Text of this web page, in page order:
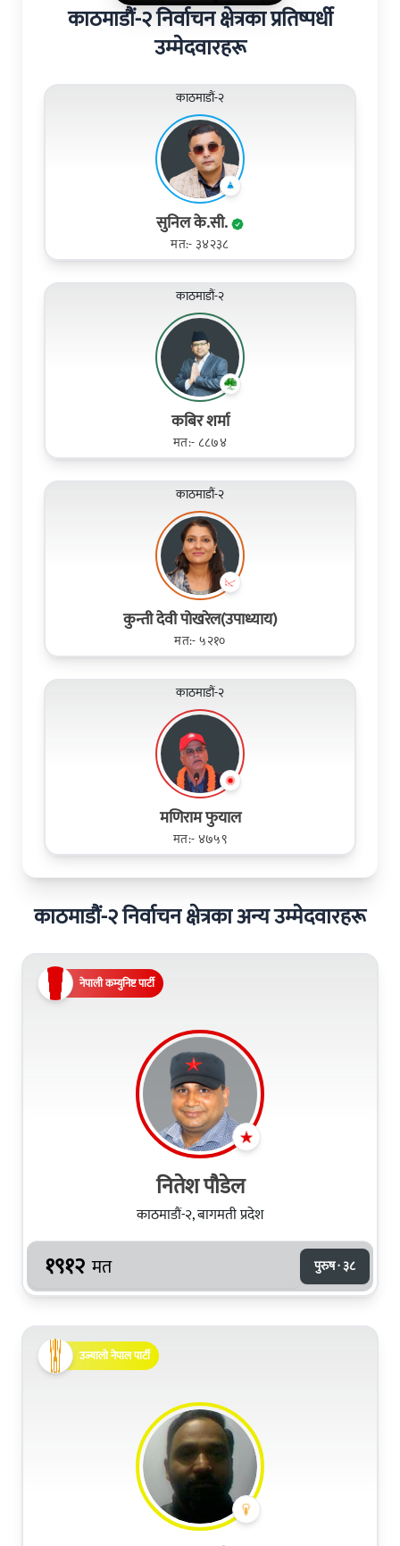
काठमाडौं-२ निर्वाचन क्षेत्रका प्रतिष्पर्धी
उम्मेदवारहरू
काठमाडौं-२
सुनिल के.सी.
मत:- ३४२३८
काठमाडौं-२
कबिर शर्मा
मत:- ८८७४
काठमाडौं-२
कुन्ती देवी पोखरेल(उपाध्याय)
मत:- ५२१०
काठमाडौं-२
मणिराम फुयाल
मत:- ४७५९
काठमाडौं-२ निर्वाचन क्षेत्रका अन्य उम्मेदवारहरू
नेपाली कम्युनिष्ट पार्टी
नितेश पौडेल
काठमाडौं-२, बागमती प्रदेश
१९१२ मत पुरुष · ३८
उज्यालो नेपाल पार्टी